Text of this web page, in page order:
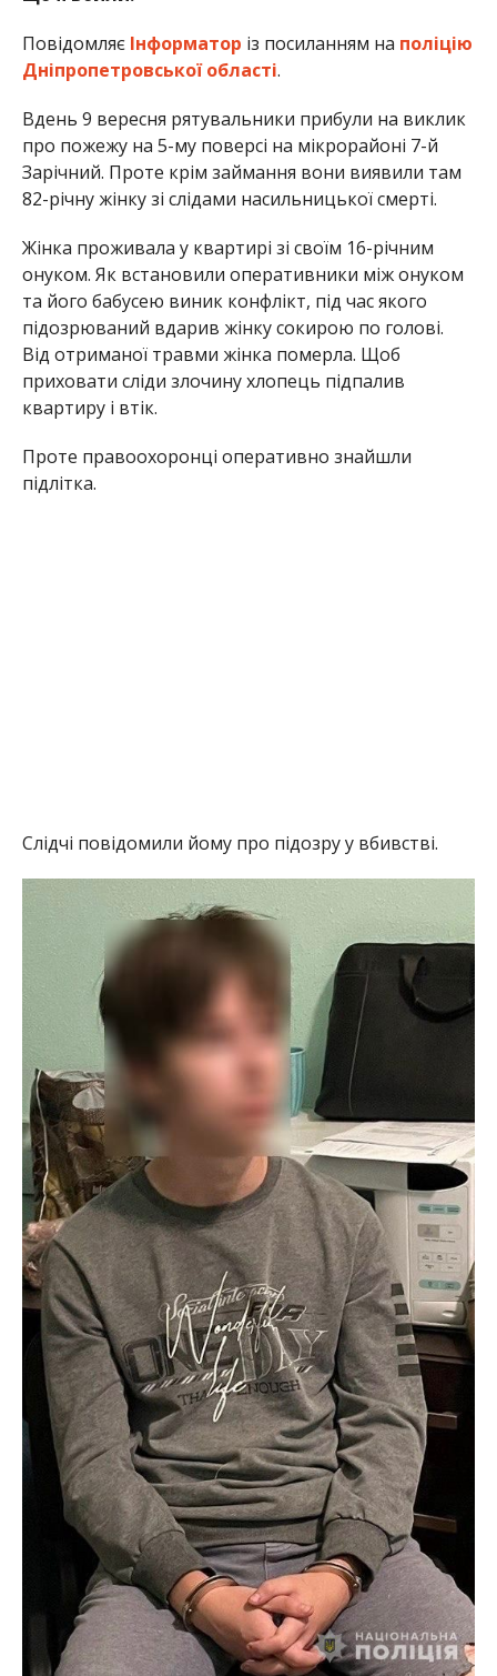
Повідомляє Інформатор із посиланням на поліцію
Дніпропетровської області.
Вдень 9 вересня рятувальники прибули на виклик
про пожежу на 5-му поверсі на мікрорайоні 7-й
Зарічний. Проте крім займання вони виявили там
82-річну жінку зі слідами насильницької смерті.
Жінка проживала у квартирі зі своїм 16-річним
онуком. Як встановили оперативники між онуком
та його бабусею виник конфлікт, під час якого
підозрюваний вдарив жінку сокирою по голові.
Від отриманої травми жінка померла. Щоб
приховати сліди злочину хлопець підпалив
квартиру і втік.
Проте правоохоронці оперативно знайшли
підлітка.
Слідчі повідомили йому про підозру у вбивстві.